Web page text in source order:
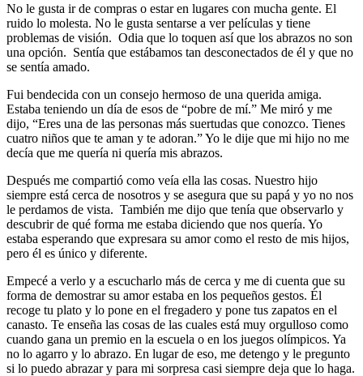
No le gusta ir de compras o estar en lugares con mucha gente. El
ruido lo molesta. No le gusta sentarse a ver películas y tiene
problemas de visión. Odia que lo toquen así que los abrazos no son
una opción. Sentía que estábamos tan desconectados de él y que no
se sentía amado.
Fui bendecida con un consejo hermoso de una querida amiga.
Estaba teniendo un día de esos de “pobre de mí.” Me miró y me
dijo, “Eres una de las personas más suertudas que conozco. Tienes
cuatro niños que te aman y te adoran.” Yo le dije que mi hijo no me
decía que me quería ni quería mis abrazos.
Después me compartió como veía ella las cosas. Nuestro hijo
siempre está cerca de nosotros y se asegura que su papá y yo no nos
le perdamos de vista. También me dijo que tenía que observarlo y
descubrir de qué forma me estaba diciendo que nos quería. Yo
estaba esperando que expresara su amor como el resto de mis hijos,
pero él es único y diferente.
Empecé a verlo y a escucharlo más de cerca y me di cuenta que su
forma de demostrar su amor estaba en los pequeños gestos. Él
recoge tu plato y lo pone en el fregadero y pone tus zapatos en el
canasto. Te enseña las cosas de las cuales está muy orgulloso como
cuando gana un premio en la escuela o en los juegos olímpicos. Ya
no lo agarro y lo abrazo. En lugar de eso, me detengo y le pregunto
si lo puedo abrazar y para mi sorpresa casi siempre deja que lo haga.